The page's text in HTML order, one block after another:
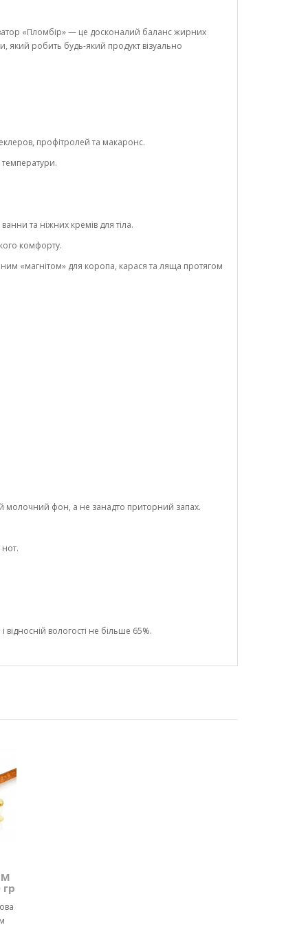
«Пломбір» — це досконалий баланс жирних
який робить будь-який продукт візуально
профітролей та макаронс.
температури.
та ніжних кремів для тіла.
комфорту.
«магнітом» для коропа, карася та ляща протягом
молочний фон, а не занадто приторний запах.
вологості не більше 65%.